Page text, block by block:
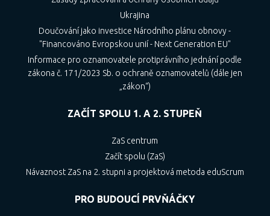
Ukrajina
Doučování jako investice Národního plánu obnovy -
"Financováno Evropskou unií - Next Generation EU"
Informace pro oznamovatele protiprávního jednání podle
zákona č. 171/2023 Sb. o ochraně oznamovatelů (dále jen
„zákon“)
ZAČÍT SPOLU 1. A 2. STUPEŇ
ZaS centrum
Začít spolu (ZaS)
Návaznost ZaS na 2. stupni a projektová metoda eduScrum
PRO BUDOUCÍ PRVŇÁČKY